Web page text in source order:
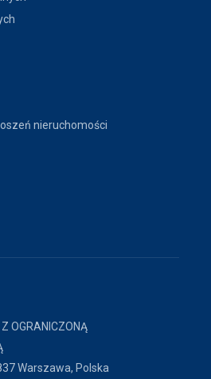
nieruchomości
OGRANICZONĄ
Warszawa, Polska